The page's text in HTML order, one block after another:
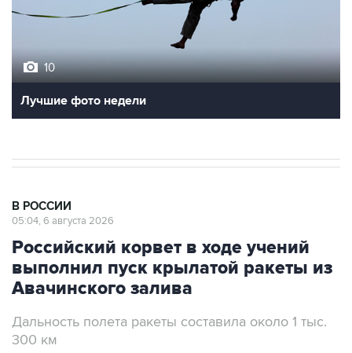
10
Лучшие фото недели
В РОССИИ
05:04, 6 августа 2026
Российский корвет в ходе учений
выполнил пуск крылатой ракеты из
Авачинского залива
Дальность полета ракеты составила около 1 тыс.
300 км